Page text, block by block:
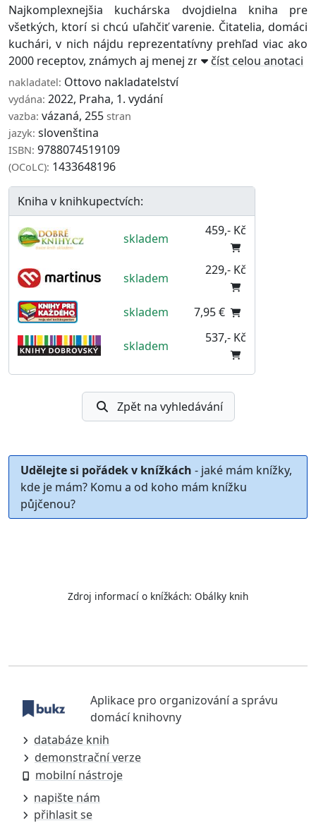
Najkomplexnejšia kuchárska dvojdielna kniha pre
všetkých, ktorí si chcú uľahčiť varenie. Čitatelia, domáci
kuchári, v nich nájdu reprezentatívny prehľad viac ako
2000 receptov, známych aj menej zn ... číst celou anotaci
nakladatel: Ottovo nakladatelství
vydána: 2022, Praha, 1. vydání
vazba: vázaná, 255 stran
jazyk: slovenština
ISBN: 9788074519109
(OCoLC): 1433648196
Kniha v knihkupectvích:
skladem
459,- Kč
skladem
229,- Kč
skladem 7,95 €
skladem
537,- Kč
Zpět na vyhledávání
Udělejte si pořádek v knížkách - jaké mám knížky,
kde je mám? Komu a od koho mám knížku
půjčenou?
Zdroj informací o knížkách: Obálky knih
Aplikace pro organizování a správu
domácí knihovny
databáze knih
demonstrační verze
mobilní nástroje
napište nám
přihlasit se